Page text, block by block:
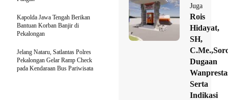
Juga
Rois
Hidayat,
SH,
Dugaan
Serta
Indikasi
Kapolda Jawa Tengah Berikan
Bantuan Korban Banjir di
Pekalongan
Jelang Nataru, Satlantas Polres
Pekalongan Gelar Ramp Check
pada Kendaraan Bus Pariwisata